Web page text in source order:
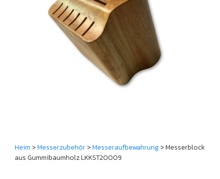
Heim >Messerzubehör>Messeraufbewahrung> Messerblock
aus Gummibaumholz LKKST20009